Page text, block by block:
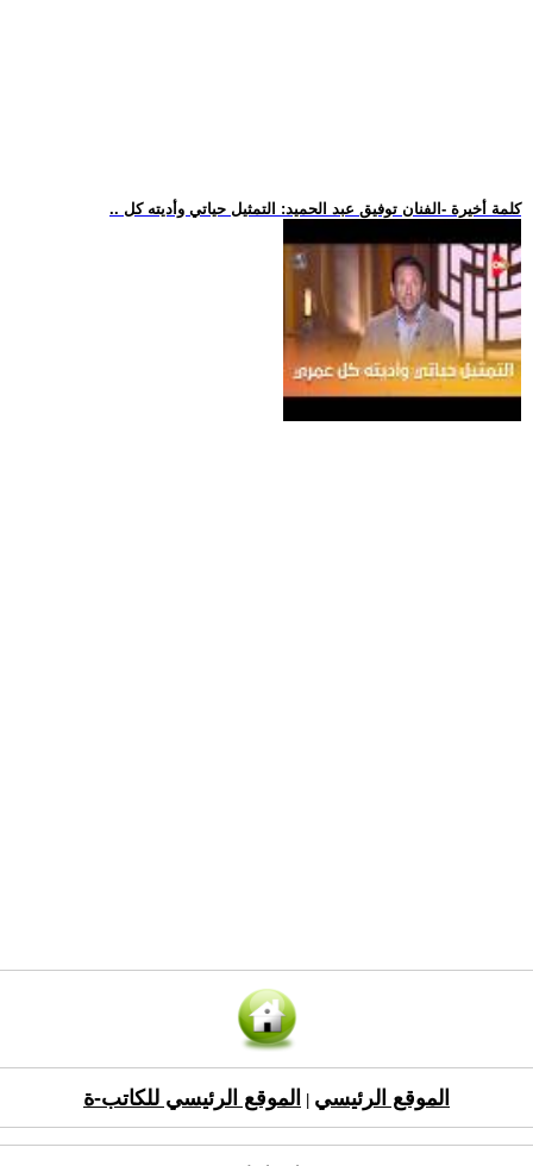
.. كلمة أخيرة -الفنان توفيق عبد الحميد: التمثيل حياتي وأديته كل
الموقع الرئيسي الموقع الرئيسي للكاتب-ة